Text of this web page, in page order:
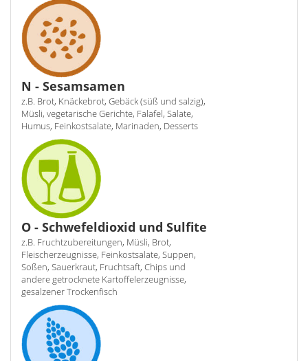
N - Sesamsamen
z.B. Brot, Knäckebrot, Gebäck (süß und salzig),
Müsli, vegetarische Gerichte, Falafel, Salate,
Humus, Feinkostsalate, Marinaden, Desserts
O - Schwefeldioxid und Sulfite
z.B. Fruchtzubereitungen, Müsli, Brot,
Fleischerzeugnisse, Feinkostsalate, Suppen,
Soßen, Sauerkraut, Fruchtsaft, Chips und
andere getrocknete Kartoffelerzeugnisse,
gesalzener Trockenfisch